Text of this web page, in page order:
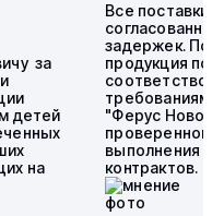
за
детей
на
Все поставки
задержек.
продукция
требованиям.
"Ферус
проверенного
выполнения
контрактов.